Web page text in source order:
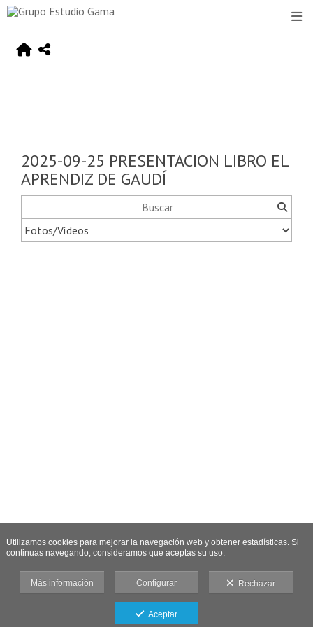
2025-09-25 PRESENTACION LIBRO EL
APRENDIZ DE GAUDÍ
Utilizamos cookies para mejorar la navegación web y obtener estadísticas. Si
continuas navegando, consideramos que aceptas su uso.
Más información Configurar Rechazar
Aceptar